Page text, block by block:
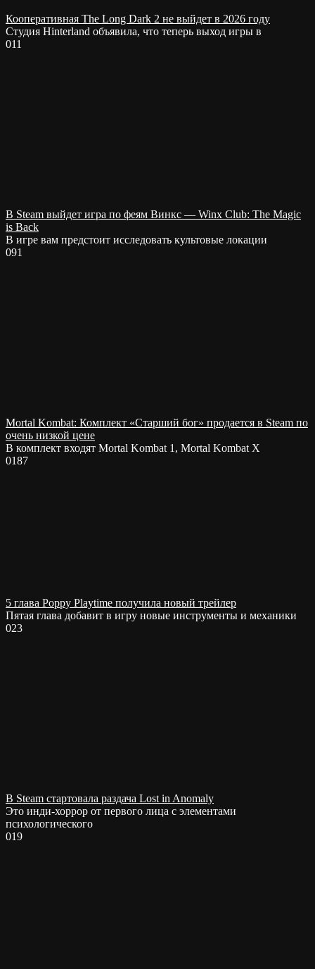
Кооперативная The Long Dark 2 не выйдет в 2026 году
Студия Hinterland объявила, что теперь выход игры в
011
В Steam выйдет игра по феям Винкс — Winx Club: The Magic
is Back
В игре вам предстоит исследовать культовые локации
091
Mortal Kombat: Комплект «Старший бог» продается в Steam по
очень низкой цене
В комплект входят Mortal Kombat 1, Mortal Kombat X
0187
5 глава Poppy Playtime получила новый трейлер
Пятая глава добавит в игру новые инструменты и механики
023
В Steam стартовала раздача Lost in Anomaly
Это инди-хоррор от первого лица с элементами
психологического
019